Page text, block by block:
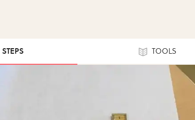
STEPS TOOLS